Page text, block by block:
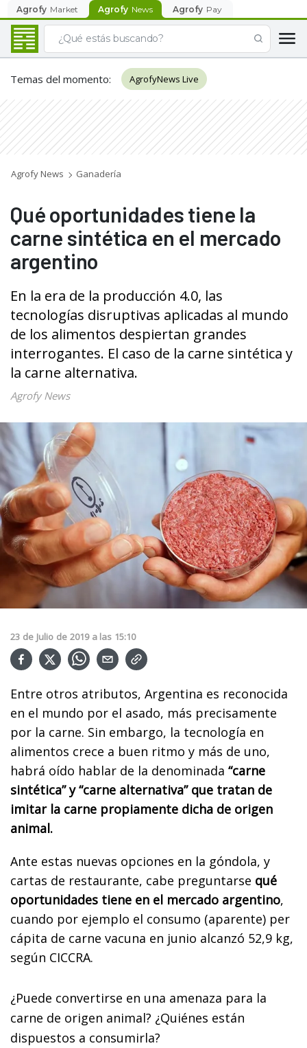
Agrofy Market Agrofy News Agrofy Pay
Temas del momento: AgrofyNews Live
Agrofy News Ganadería
Qué oportunidades tiene la
carne sintética en el mercado
argentino
En la era de la producción 4.0, las
tecnologías disruptivas aplicadas al mundo
de los alimentos despiertan grandes
interrogantes. El caso de la carne sintética y
la carne alternativa.
Agrofy News
23 de Julio de 2019 a las 15:10
Entre otros atributos, Argentina es reconocida
en el mundo por el asado, más precisamente
por la carne. Sin embargo, la tecnología en
alimentos crece a buen ritmo y más de uno,
habrá oído hablar de la denominada “carne
sintética” y “carne alternativa” que tratan de
imitar la carne propiamente dicha de origen
animal.
Ante estas nuevas opciones en la góndola, y
cartas de restaurante, cabe preguntarse qué
oportunidades tiene en el mercado argentino,
cuando por ejemplo el consumo (aparente) per
cápita de carne vacuna en junio alcanzó 52,9 kg,
según CICCRA.
¿Puede convertirse en una amenaza para la
carne de origen animal? ¿Quiénes están
dispuestos a consumirla?